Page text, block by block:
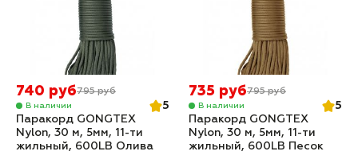
740 руб795 руб
В наличии
5
Паракорд GONGTEX
Nylon, 30 м, 5мм, 11-ти
жильный, 600LB Олива
735 руб795 руб
В наличии
5
Паракорд GONGTEX
Nylon, 30 м, 5мм, 11-ти
жильный, 600LB Песок